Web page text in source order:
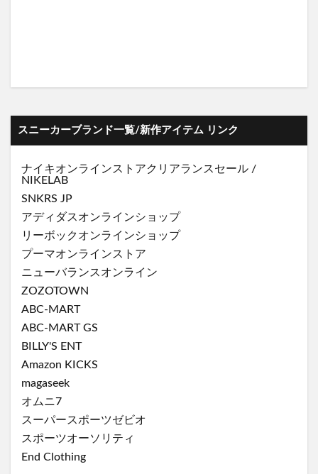
スニーカーブランド一覧/新作アイテム リンク
ナイキオンラインストアクリアランスセール /
NIKELAB
SNKRS JP
アディダスオンラインショップ
リーボックオンラインショップ
プーマオンラインストア
ニューバランスオンライン
ZOZOTOWN
ABC-MART
ABC-MART GS
BILLY'S ENT
Amazon KICKS
magaseek
オムニ7
スーパースポーツゼビオ
スポーツオーソリティ
End Clothing